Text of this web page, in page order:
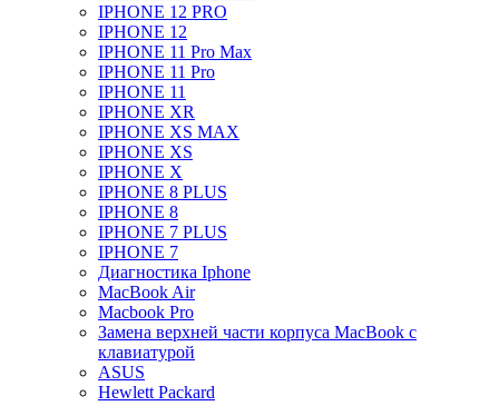
IPHONE 12 PRO
IPHONE 12
IPHONE 11 Pro Max
IPHONE 11 Pro
IPHONE 11
IPHONE XR
IPHONE XS MAX
IPHONE XS
IPHONE X
IPHONE 8 PLUS
IPHONE 8
IPHONE 7 PLUS
IPHONE 7
Диагностика Iphone
MacBook Air
Macbook Pro
Замена верхней части корпуса MacBook с
клавиатурой
ASUS
Hewlett Packard